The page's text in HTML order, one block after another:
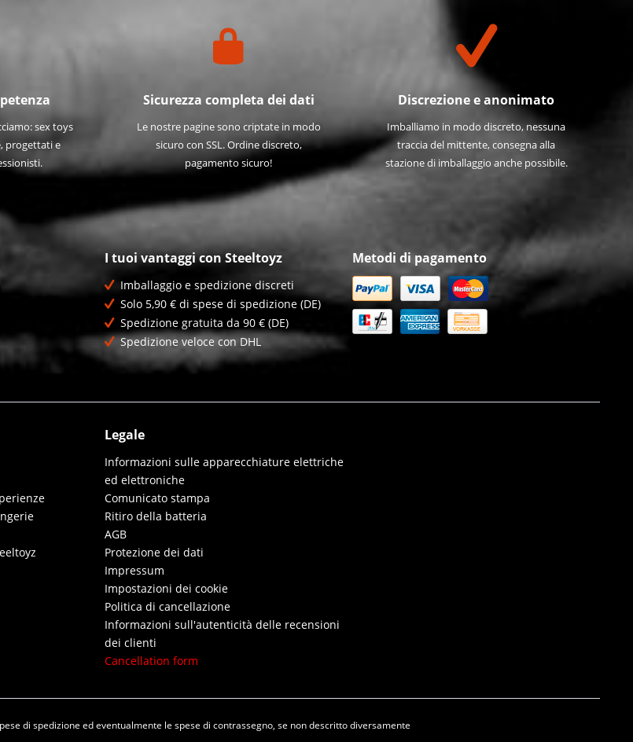
sex toys
progettati e
Sicurezza completa dei dati
Le nostre pagine sono criptate in modo
sicuro con SSL. Ordine discreto,
pagamento sicuro!
Discrezione e anonimato
Imballiamo in modo discreto, nessuna
traccia del mittente, consegna alla
stazione di imballaggio anche possibile.
I tuoi vantaggi con Steeltoyz
Imballaggio e spedizione discreti
Solo 5,90 € di spese di spedizione (DE)
Spedizione gratuita da 90 € (DE)
Spedizione veloce con DHL
Metodi di pagamento
Legale
Informazioni sulle apparecchiature elettriche
ed elettroniche
Comunicato stampa
Ritiro della batteria
AGB
Protezione dei dati
Impressum
Impostazioni dei cookie
Politica di cancellazione
Informazioni sull'autenticità delle recensioni
dei clienti
Cancellation form
di spedizione ed eventualmente le spese di contrassegno, se non descritto diversamente